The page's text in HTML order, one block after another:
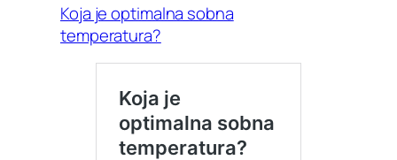
Koja je optimalna sobna
temperatura?